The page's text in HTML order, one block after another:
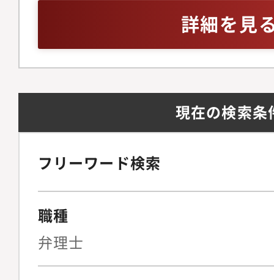
ベートの両立が難し
ありますが、当事務
品、バイオなど幅広
織】現在弁理士は13
所全体のスタッフは
す。
知の領域を開拓して
詳細を見
現在の検索条
フリーワード検索
職種
弁理士